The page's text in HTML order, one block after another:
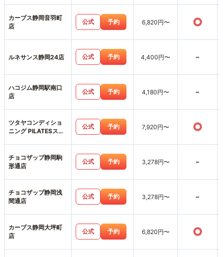
カーブス静岡音羽町
店
公式 予約 6,820円〜 ○
ルネサンス静岡24店 公式 予約 4,400円〜 -
ハコジム静岡駅南口
店
公式 予約 4,180円〜 -
ツタヤコンディショ
ニング PILATESスポ
公式 予約 7,920円〜 ○
チョコザップ静岡駒
形通店
公式 予約 3,278円〜 -
チョコザップ静岡浅
間通店
公式 予約 3,278円〜 -
カーブス静岡大坪町
店
公式 予約 6,820円〜 ○